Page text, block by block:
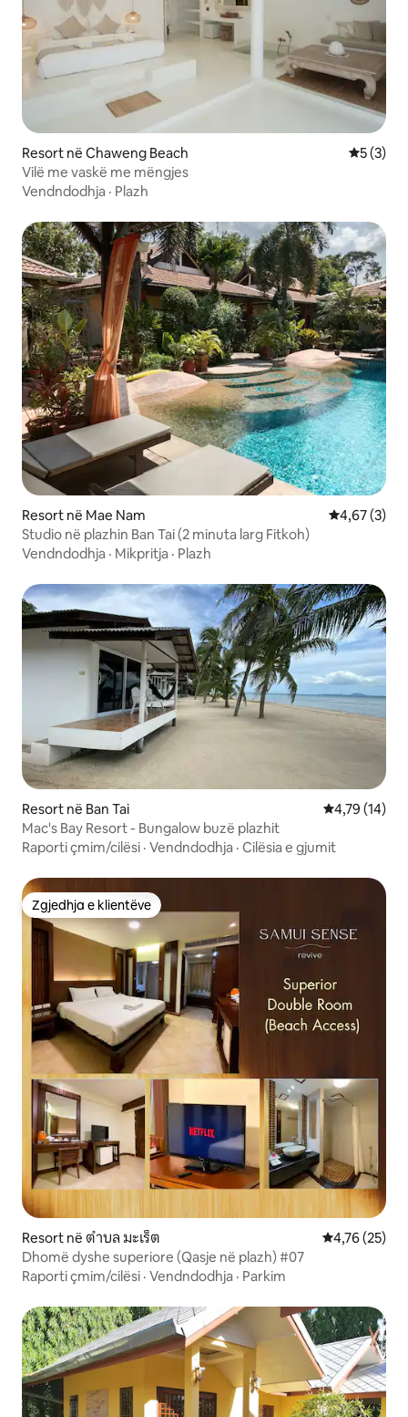
Resort në Chaweng Beach
5 (3)
Vilë me vaskë me mëngjes
Vendndodhja · Plazh
Resort në Mae Nam Vlerësimi
4,67 (3)
Studio në plazhin Ban Tai (2 minuta larg Fitkoh)
Vendndodhja · Mikpritja · Plazh
Resort në Ban Tai Vlerësimi
4,79 (14)
Mac's Bay Resort - Bungalow buzë plazhit
Raporti çmim/cilësi · Vendndodhja · Cilësia e gjumit
Zgjedhja e klientëve
Zgjedhja e klientëve
Resort në ตำบล มะเร็ต Vlerësimi
4,76 (25)
Dhomë dyshe superiore (Qasje në plazh) #07
Raporti çmim/cilësi · Vendndodhja · Parkim